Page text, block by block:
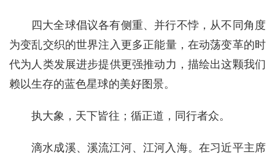
四大全球倡议各有侧重、并行不悖，从不同角度
为变乱交织的世界注入更多正能量，在动荡变革的时
代为人类发展进步提供更强推动力，描绘出这颗我们
赖以生存的蓝色星球的美好图景。
执大象，天下皆往；循正道，同行者众。
滴水成溪、溪流江河、江河入海。在习近平主席